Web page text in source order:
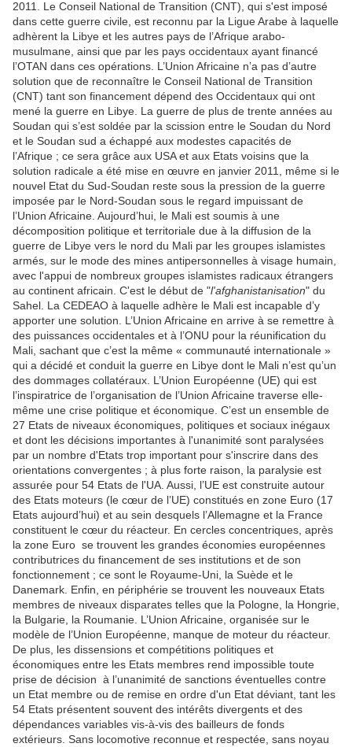
2011. Le Conseil National de Transition (CNT), qui s'est imposé
dans cette guerre civile, est reconnu par la Ligue Arabe à laquelle
adhèrent la Libye et les autres pays de l’Afrique arabo-
musulmane, ainsi que par les pays occidentaux ayant financé
l’OTAN dans ces opérations. L’Union Africaine n’a pas d’autre
solution que de reconnaître le Conseil National de Transition
(CNT) tant son financement dépend des Occidentaux qui ont
mené la guerre en Libye. La guerre de plus de trente années au
Soudan qui s’est soldée par la scission entre le Soudan du Nord
et le Soudan sud a échappé aux modestes capacités de
l’Afrique ; ce sera grâce aux USA et aux Etats voisins que la
solution radicale a été mise en œuvre en janvier 2011, même si le
nouvel Etat du Sud-Soudan reste sous la pression de la guerre
imposée par le Nord-Soudan sous le regard impuissant de
l’Union Africaine. Aujourd’hui, le Mali est soumis à une
décomposition politique et territoriale due à la diffusion de la
guerre de Libye vers le nord du Mali par les groupes islamistes
armés, sur le mode des mines antipersonnelles à visage humain,
avec l'appui de nombreux groupes islamistes radicaux étrangers
au continent africain. C'est le début de "l'afghanistanisation" du
Sahel. La CEDEAO à laquelle adhère le Mali est incapable d’y
apporter une solution. L’Union Africaine en arrive à se remettre à
des puissances occidentales et à l’ONU pour la réunification du
Mali, sachant que c’est la même « communauté internationale »
qui a décidé et conduit la guerre en Libye dont le Mali n’est qu’un
des dommages collatéraux. L’Union Européenne (UE) qui est
l’inspiratrice de l’organisation de l’Union Africaine traverse elle-
même une crise politique et économique. C’est un ensemble de
27 Etats de niveaux économiques, politiques et sociaux inégaux
et dont les décisions importantes à l'unanimité sont paralysées
par un nombre d'Etats trop important pour s'inscrire dans des
orientations convergentes ; à plus forte raison, la paralysie est
assurée pour 54 Etats de l'UA. Aussi, l’UE est construite autour
des Etats moteurs (le cœur de l’UE) constitués en zone Euro (17
Etats aujourd’hui) et au sein desquels l’Allemagne et la France
constituent le cœur du réacteur. En cercles concentriques, après
la zone Euro se trouvent les grandes économies européennes
contributrices du financement de ses institutions et de son
fonctionnement ; ce sont le Royaume-Uni, la Suède et le
Danemark. Enfin, en périphérie se trouvent les nouveaux Etats
membres de niveaux disparates telles que la Pologne, la Hongrie,
la Bulgarie, la Roumanie. L’Union Africaine, organisée sur le
modèle de l’Union Européenne, manque de moteur du réacteur.
De plus, les dissensions et compétitions politiques et
économiques entre les Etats membres rend impossible toute
prise de décision à l’unanimité de sanctions éventuelles contre
un Etat membre ou de remise en ordre d'un Etat déviant, tant les
54 Etats présentent souvent des intérêts divergents et des
dépendances variables vis-à-vis des bailleurs de fonds
extérieurs. Sans locomotive reconnue et respectée, sans noyau